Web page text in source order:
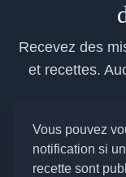
Recevez des
et recettes.
Vous pouvez
notification si
recette sont